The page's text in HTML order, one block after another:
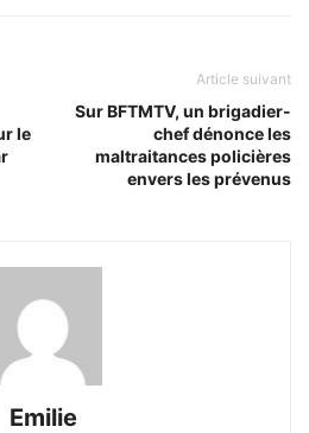
le
Article suivant
Sur BFTMTV, un brigadier-
chef dénonce les
maltraitances policières
envers les prévenus
Emilie